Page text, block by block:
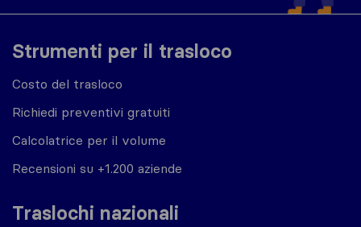
Strumenti per il trasloco
Costo del trasloco
Richiedi preventivi gratuiti
Calcolatrice per il volume
Recensioni su +1.200 aziende
Traslochi nazionali